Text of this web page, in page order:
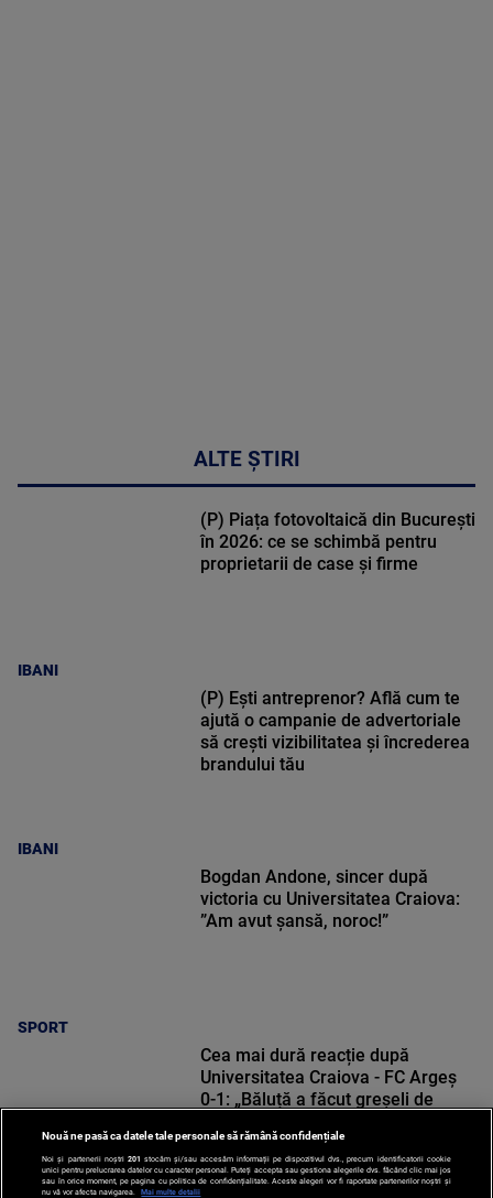
ALTE ȘTIRI
IBANI
(P) Piața fotovoltaică din București
în 2026: ce se schimbă pentru
proprietarii de case și firme
IBANI
(P) Ești antreprenor? Află cum te
ajută o campanie de advertoriale
să crești vizibilitatea și încrederea
brandului tău
SPORT
Bogdan Andone, sincer după
victoria cu Universitatea Craiova:
”Am avut șansă, noroc!”
Cea mai dură reacție după
Universitatea Craiova - FC Argeș
0-1: „Băluță a făcut greșeli de
Nouă ne pasă ca datele tale personale să rămână confidențiale
Noi și partenerii noștri 201 stocăm și/sau accesăm informații pe dispozitivul dvs., precum identificatorii cookie
unici pentru prelucrarea datelor cu caracter personal. Puteți accepta sau gestiona alegerile dvs. făcând clic mai jos
sau în orice moment, pe pagina cu politica de confidențialitate. Aceste alegeri vor fi raportate partenerilor noștri și
nu vă vor afecta navigarea.
Mai multe detalii